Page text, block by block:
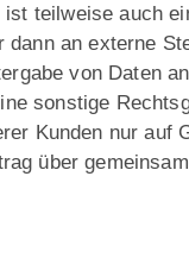
teilweise auch
an externe
von Daten
sonstige
Kunden nur auf
über